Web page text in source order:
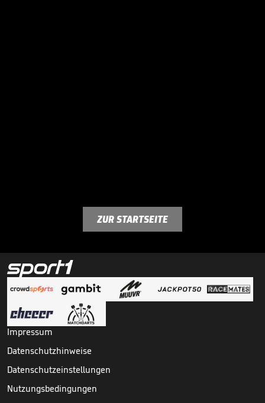
ZUR STARTSEITE
Impressum
Datenschutzhinweise
Datenschutzeinstellungen
Nutzungsbedingungen